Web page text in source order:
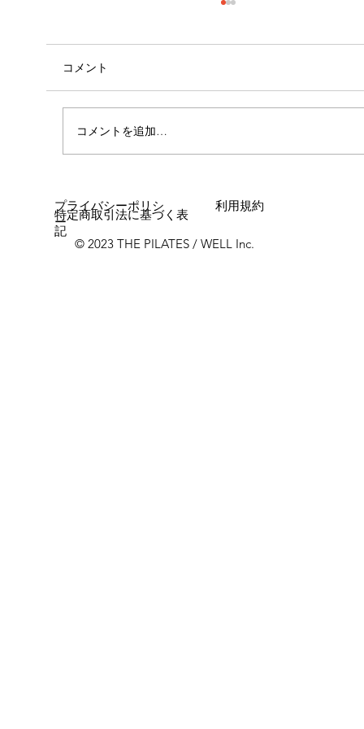
コメント
コメントを追加…
© 2023 THE PILATES / WELL Inc.
プライバシーポリシ
ー
利用規約
特定商取引法に基づく表
記